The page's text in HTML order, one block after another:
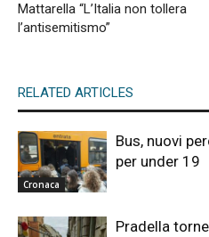
Mattarella “L’Italia non tollera
l’antisemitismo”
RELATED ARTICLES
Cronaca
Bus, nuovi
per under 19
Pradella